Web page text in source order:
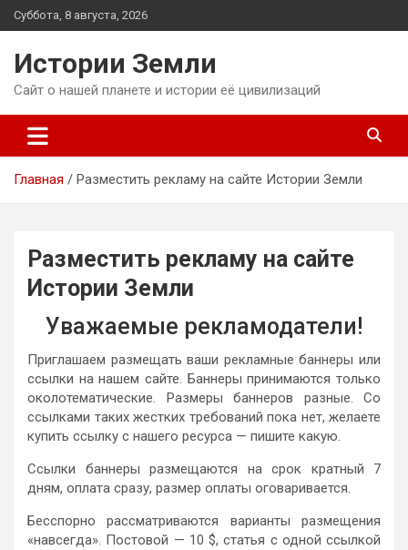
Перейти
к
Суббота, 8 августа, 2026
Истории Земли
Сайт о нашей планете и истории её цивилизаций
Главная Разместить рекламу на сайте Истории Земли
Разместить рекламу на сайте
Истории Земли
Уважаемые рекламодатели!
Приглашаем размещать ваши рекламные баннеры или
ссылки на нашем сайте. Баннеры принимаются только
околотематические. Размеры баннеров разные. Со
ссылками таких жестких требований пока нет, желаете
купить ссылку с нашего ресурса — пишите какую.
Ссылки баннеры размещаются на срок кратный 7
дням, оплата сразу, размер оплаты оговаривается.
Бесспорно рассматриваются варианты размещения
«навсегда». Постовой — 10 $, статья с одной ссылкой